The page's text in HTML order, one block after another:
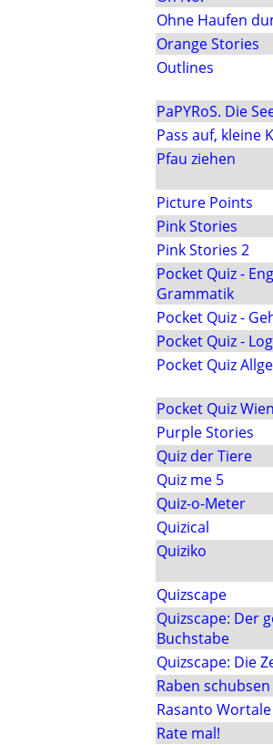
Ohne Haufen
Orange Stories
Outlines
PaPYRoS. Die
Pass auf, kleine
Pfau ziehen
Picture Points
Pink Stories
Pink Stories 2
Pocket Quiz -
Grammatik
Pocket Quiz -
Pocket Quiz -
Pocket Quiz
Pocket Quiz Wien
Purple Stories
Quiz der Tiere
Quiz me 5
Quiz-o-Meter
Quizical
Quiziko
Quizscape
Quizscape: Der
Buchstabe
Quizscape: Die
Raben schubsen
Rasanto Wortale
Rate mal!